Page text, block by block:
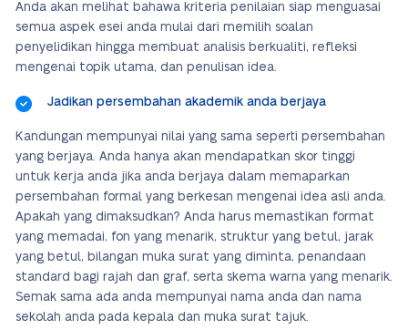
Anda akan melihat bahawa kriteria penilaian siap menguasai
semua aspek esei anda mulai dari memilih soalan
penyelidikan hingga membuat analisis berkualiti, refleksi
mengenai topik utama, dan penulisan idea.
Jadikan persembahan akademik anda berjaya
Kandungan mempunyai nilai yang sama seperti persembahan
yang berjaya. Anda hanya akan mendapatkan skor tinggi
untuk kerja anda jika anda berjaya dalam memaparkan
persembahan formal yang berkesan mengenai idea asli anda.
Apakah yang dimaksudkan? Anda harus memastikan format
yang memadai, fon yang menarik, struktur yang betul, jarak
yang betul, bilangan muka surat yang diminta, penandaan
standard bagi rajah dan graf, serta skema warna yang menarik.
Semak sama ada anda mempunyai nama anda dan nama
sekolah anda pada kepala dan muka surat tajuk.